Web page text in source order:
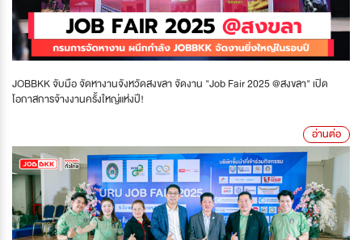
JOBBKK จับมือ จัดหางานจังหวัดสงขลา จัดงาน "Job Fair 2025 @สงขลา" เปิด
โอกาสการจ้างงานครั้งใหญ่แห่งปี!
อ่านต่อ